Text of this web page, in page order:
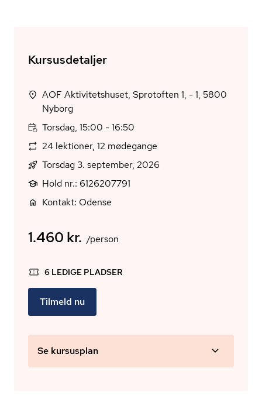
Kursusdetaljer
AOF Aktivitetshuset, Sprotoften 1, - 1, 5800
Nyborg
Torsdag, 15:00 - 16:50
24 lektioner, 12 mødegange
Torsdag 3. september, 2026
Hold nr.: 6126207791
Kontakt: Odense
1.460 kr. /person
6 LEDIGE PLADSER
Tilmeld nu
Se kursusplan